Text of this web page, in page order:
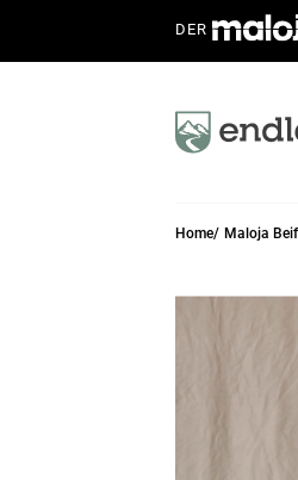
DER
Home Maloja